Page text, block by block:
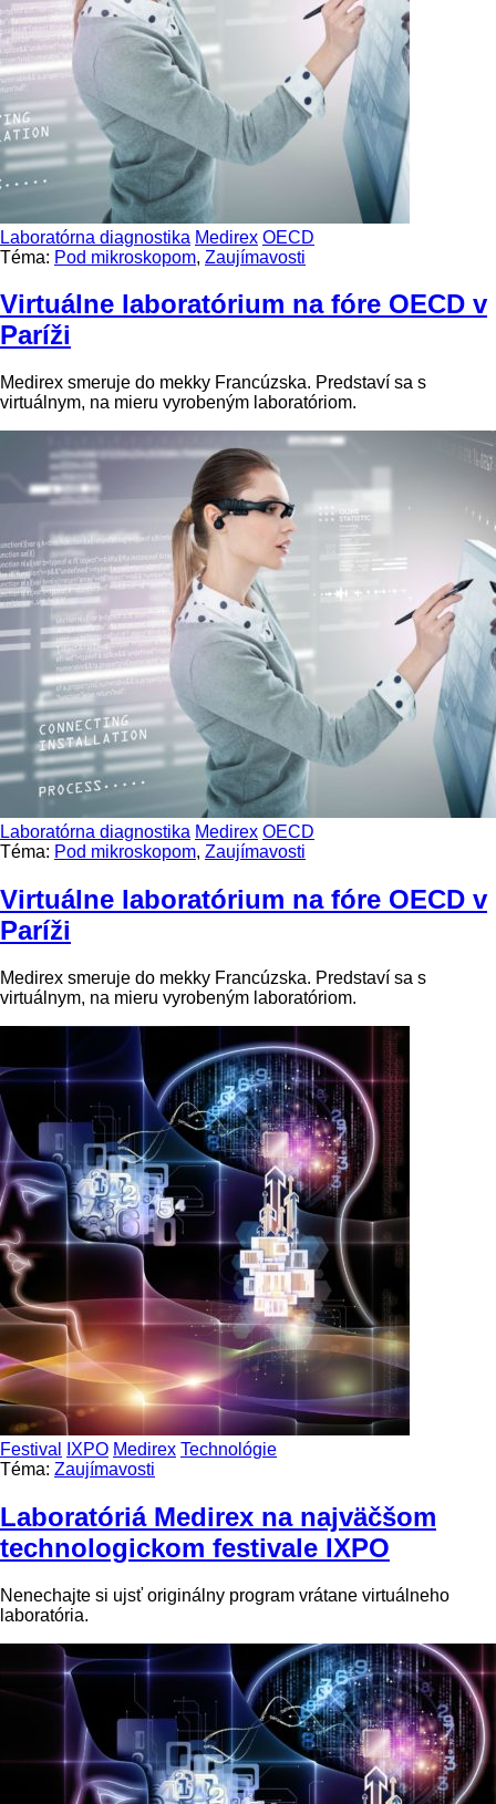
Laboratórna diagnostika Medirex OECD
Téma: Pod mikroskopom, Zaujímavosti
Virtuálne laboratórium na fóre OECD v
Paríži
Medirex smeruje do mekky Francúzska. Predstaví sa s
virtuálnym, na mieru vyrobeným laboratóriom.
Laboratórna diagnostika Medirex OECD
Téma: Pod mikroskopom, Zaujímavosti
Virtuálne laboratórium na fóre OECD v
Paríži
Medirex smeruje do mekky Francúzska. Predstaví sa s
virtuálnym, na mieru vyrobeným laboratóriom.
Festival IXPO Medirex Technológie
Téma: Zaujímavosti
Laboratóriá Medirex na najväčšom
technologickom festivale IXPO
Nenechajte si ujsť originálny program vrátane virtuálneho
laboratória.